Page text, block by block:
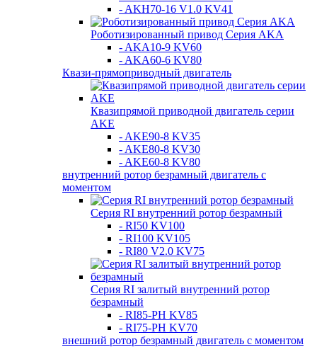
- AKH70-16 V1.0 KV41
Роботизированный привод Серия AKA
- AKA10-9 KV60
- AKA60-6 KV80
Квази-прямоприводный двигатель
Квазипрямой приводной двигатель серии
AKE
- AKE90-8 KV35
- AKE80-8 KV30
- AKE60-8 KV80
внутренний ротор безрамный двигатель с
моментом
Серия RI внутренний ротор безрамный
- RI50 KV100
- RI100 KV105
- RI80 V2.0 KV75
Серия RI залитый внутренний ротор
безрамный
- RI85-PH KV85
- RI75-PH KV70
внешний ротор безрамный двигатель с моментом